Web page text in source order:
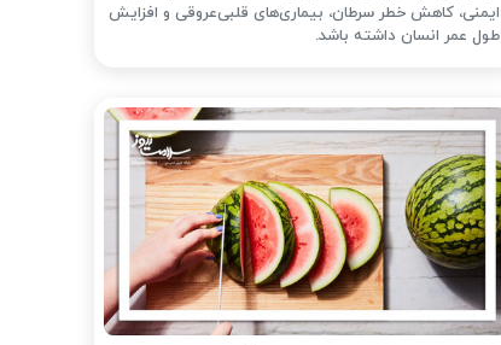
ایمنی، کاهش خطر سرطان، بیماری‌های قلبی‌عروقی و افزایش
طول عمر انسان داشته باشد.